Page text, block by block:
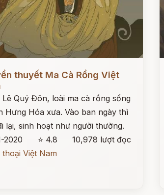
thuyết Ma Cà Rồng Việt
Lê Quý Đôn, loài ma cà rồng sống
Hưng Hóa xưa. Vào ban ngày thì
lại, sinh hoạt như người thường.
2020
⭐ 4.8
10,978 lượt đọc
thoại Việt Nam